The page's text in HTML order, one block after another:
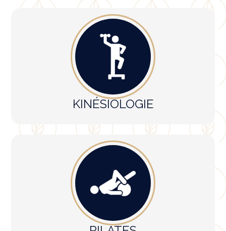
KINÉSIOLOGIE